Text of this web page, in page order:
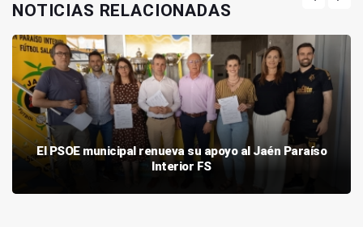
NOTICIAS RELACIONADAS
El PSOE municipal renueva su apoyo al Jaén Paraíso
Interior FS